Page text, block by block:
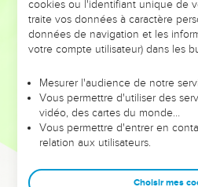
ET SI LEURS ERREURS
VOTRES
leur foi ou leur vision. Mais on voit
et les saisons difficiles qu'ils ont
sont elles qui les
Dans cette conférence, leaders,
clés pour avancer avec plus de
cookies ou l'identifiant unique de
traite vos données à caractère
données de navigation et les
votre compte utilisateur) dans les
Mesurer l'audience de notre
Vous permettre d'utiliser des
vidéo, des cartes du monde…
Vous permettre d'entrer en
relation aux utilisateurs.
Choisir mes